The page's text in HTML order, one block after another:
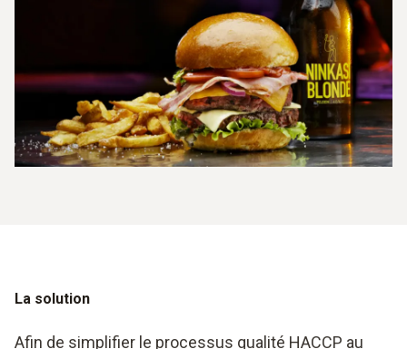
La solution
Afin de simplifier le processus qualité HACCP au